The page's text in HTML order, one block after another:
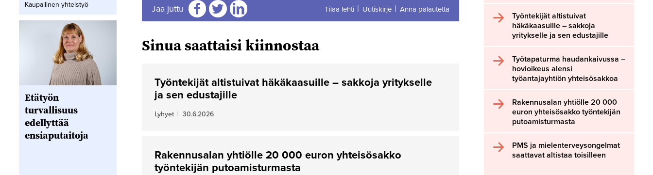
Jaa juttu
JaaJaaJaa
Tilaa lehti Uutiskirje Anna palautetta
Sinua saattaisi kiinnostaa
Työntekijät altistuivat häkäkaasuille – sakkoja yritykselle
ja sen edustajille
Lyhyet | 30.6.2026
Rakennusalan yhtiölle 20 000 euron yhteisösakko
työntekijän putoamisturmasta
Kaupallinen yhteistyö
Etätyön
turvallisuus
edellyttää
ensiaputaitoja
Työntekijät altistuivat
häkäkaasuille – sakkoja
yritykselle ja sen edustajille
Työtapaturma haudankaivussa –
hovioikeus alensi
työantajayhtiön yhteisösakkoa
Rakennusalan yhtiölle 20 000
euron yhteisösakko työntekijän
putoamisturmasta
PMS ja mielenterveysongelmat
saattavat altistaa toisilleen